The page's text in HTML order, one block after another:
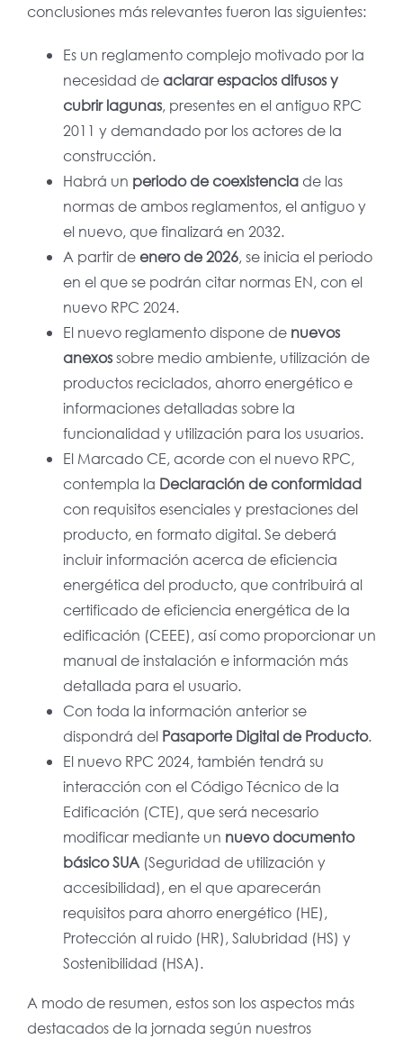
conclusiones más relevantes fueron las siguientes:
Es un reglamento complejo motivado por la
necesidad de aclarar espacios difusos y
cubrir lagunas, presentes en el antiguo RPC
2011 y demandado por los actores de la
construcción.
Habrá un periodo de coexistencia de las
normas de ambos reglamentos, el antiguo y
el nuevo, que finalizará en 2032.
A partir deenero de 2026, se inicia el periodo
en el que se podrán citar normas EN, con el
nuevo RPC 2024.
El nuevo reglamento dispone de nuevos
anexossobre medio ambiente, utilización de
productos reciclados, ahorro energético e
informaciones detalladas sobre la
funcionalidad y utilización para los usuarios.
El Marcado CE, acorde con el nuevo RPC,
contempla la Declaración de conformidad
con requisitos esenciales y prestaciones del
producto, en formato digital. Se deberá
incluir información acerca de eficiencia
energética del producto, que contribuirá al
certificado de eficiencia energética de la
edificación (CEEE), así como proporcionar un
manual de instalación e información más
detallada para el usuario.
Con toda la información anterior se
dispondrá del Pasaporte Digital de Producto.
El nuevo RPC 2024, también tendrá su
interacción con el Código Técnico de la
Edificación (CTE), que será necesario
modificar mediante un nuevo documento
básico SUA (Seguridad de utilización y
accesibilidad), en el que aparecerán
requisitos para ahorro energético (HE),
Protección al ruido (HR), Salubridad (HS) y
Sostenibilidad (HSA).
A modo de resumen, estos son los aspectos más
destacados de la jornada según nuestros